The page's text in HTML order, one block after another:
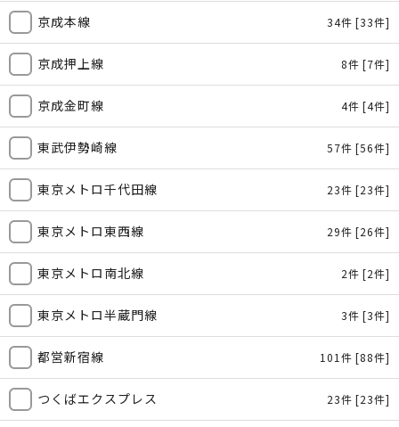
京成本線 34件 [33件]
京成押上線 8件 [7件]
京成金町線 4件 [4件]
東武伊勢崎線 57件 [56件]
東京メトロ千代田線 23件 [23件]
東京メトロ東西線 29件 [26件]
東京メトロ南北線 2件 [2件]
東京メトロ半蔵門線 3件 [3件]
都営新宿線 101件 [88件]
つくばエクスプレス 23件 [23件]